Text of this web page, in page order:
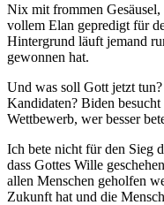
Nix mit frommen
vollem Elan gepredigt für
Hintergrund läuft jemand
gewonnen hat.
Und was soll Gott jetzt
Kandidaten? Biden
Wettbewerb, wer besser
Ich bete nicht für den Sieg
dass Gottes Wille
allen Menschen geholfen
Zukunft hat und die